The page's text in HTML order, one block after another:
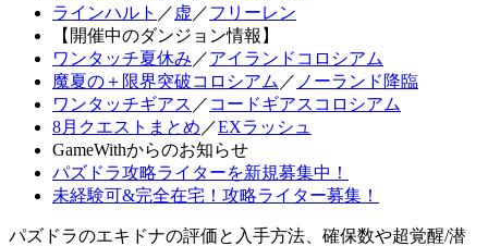
ラインハルト ／ 虚 ／フリーレン
【開催中のダンジョン情報】
ワンタッチ夏休み ／アイランドコロシアム
魔夏の＋限界突破コロシアム ／ ノーランド降臨
ワンタッチギアス ／ コードギアスコロシアム
8月クエストまとめ ／EXラッシュ
GameWithからのお知らせ
パズドラ攻略ライターを新規募集中！
未経験可&完全在宅！攻略ライター募集！
パズドラのエキドナの評価と入手方法、確保数や超覚醒/潜